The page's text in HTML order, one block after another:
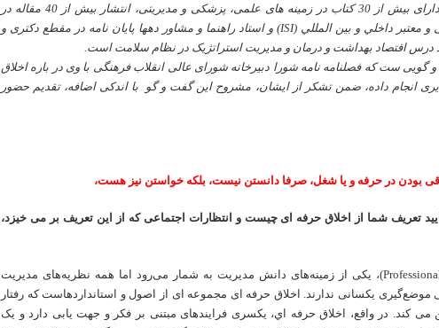
دانشگاه می باشد. وی دارای بیش از 30 کتاب در زمینه های علمی، پزشکی و مدیریتی، انتشار بیش از 40 مقاله در
مجلات علمي – پژوهشی و معتبر داخلي و بين المللي (ISI) و استاد راهنما و مشاور دهها پایان نامه در مقطع دکتری و
درس اقتصاد بهداشت و درمان و مدیریت استراتژیک در نظام سلامت است.
گویی ست که فصلنامه نامه شورا دبیرخانه شورای عالی انقلاب فرهنگی با وی در باره اخلاق
انجام داده، ضمن تشکر از ایشان، مشروح این گفت و گو با اندکی اضافه، تقدیم حضور
بودن در حرفه و یا شغل، صرفا دانستن نیست، بلکه خواستن نیز هست،
تعریف شما از اخلاق حرفه ای چیست و انتظارات اجتماعی که از این تعریف بر می خیزد،
اخلاق حرفه‌اي (Professional ethics)، یکی از زمینه‌های دانش مدیریت به‌ شمار می‌رود اما همه نظریه‌‌های مدیریت
موضع‌گیری یکسانی ندارند. اخلاق حرفه ای مجموعه ای از اصول و استانداردهاست که رفتار
می کند. در واقع، اخلاق حرفه اي، يكسری فرايندهای مبتنی بر فکر و جهت یابی دارد و یک